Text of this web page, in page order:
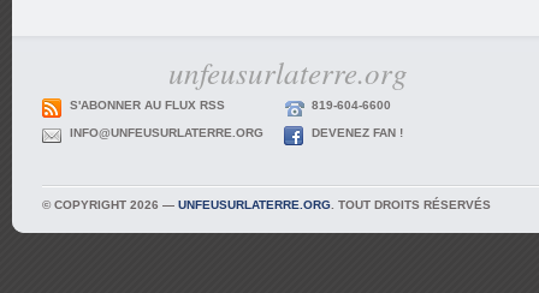
unfeusurlaterre.org
S'ABONNER AU FLUX RSS 819-604-6600
INFO@UNFEUSURLATERRE.ORG DEVENEZ FAN !
© COPYRIGHT 2026 — UNFEUSURLATERRE.ORG . TOUT DROITS RÉSERVÉS